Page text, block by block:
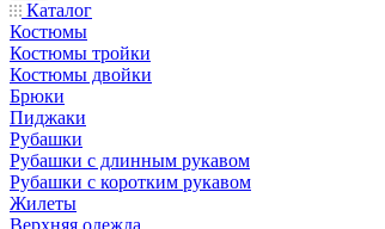
Каталог
Костюмы
Костюмы тройки
Костюмы двойки
Брюки
Пиджаки
Рубашки
Рубашки с длинным рукавом
Рубашки с коротким рукавом
Жилеты
Верхняя одежда